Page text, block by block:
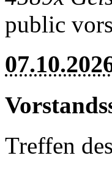
public
Treffen